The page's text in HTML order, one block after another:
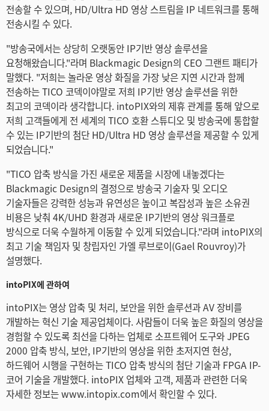
Netherlands
Norway
Poland
Portugal
Singapore
Spain
Sweden
Chinese Taipei
Ukraine
United Kingdom
United States
전송할 수 있으며, HD/Ultra HD 영상 스트림을 IP 네트워크를 통해
전송시킬 수 있다.
"방송국에서는 상당히 오랫동안 IP기반 영상 솔루션을
요청해왔습니다."라며 Blackmagic Design의 CEO 그랜트 패티가
말했다. "저희는 놀라운 영상 화질을 가장 낮은 지연 시간과 함께
전송하는 TICO 코덱이야말로 저희 IP기반 영상 솔루션을 위한
최고의 코덱이라 생각합니다. intoPIX와의 제휴 관계를 통해 앞으로
저희 고객들에게 전 세계의 TICO 호환 스튜디오 및 방송국에 통합할
수 있는 IP기반의 첨단 HD/Ultra HD 영상 솔루션을 제공할 수 있게
되었습니다."
"TICO 압축 방식을 가진 새로운 제품을 시장에 내놓겠다는
Blackmagic Design의 결정으로 방송국 기술자 및 오디오
기술자들은 강력한 성능과 유연성은 높이고 복잡성과 높은 소유권
비용은 낮춰 4K/UHD 환경과 새로운 IP기반의 영상 워크플로
방식으로 더욱 수월하게 이동할 수 있게 되었습니다."라며 intoPIX의
최고 기술 책임자 및 창립자인 가엘 루브로이(Gael Rouvroy)가
설명했다.
intoPIX에 관하여
intoPIX는 영상 압축 및 처리, 보안을 위한 솔루션과 AV 장비를
개발하는 혁신 기술 제공업체이다. 사람들이 더욱 높은 화질의 영상을
경험할 수 있도록 최선을 다하는 업체로 소프트웨어 도구와 JPEG
2000 압축 방식, 보안, IP기반의 영상을 위한 초저지연 현상,
하드웨어 시행을 구현하는 TICO 압축 방식의 첨단 기술과 FPGA IP-
코어 기술을 개발했다. intoPIX 업체와 고객, 제품과 관련한 더욱
자세한 정보는 www.intopix.com에서 확인할 수 있다.